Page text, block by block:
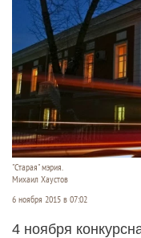
"Старая" мэрия.
Михаил Хаустов
6 ноября 2015 в 07:02
4 ноября